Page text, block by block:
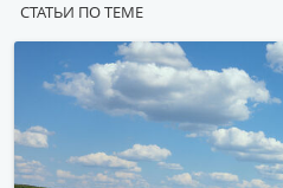
СТАТЬИ ПО ТЕМЕ